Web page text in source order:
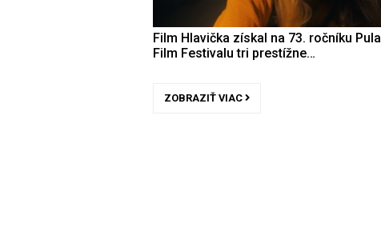
Film Hlavička získal na 73. ročníku Pula
Film Festivalu tri prestížne…
ZOBRAZIŤ VIAC